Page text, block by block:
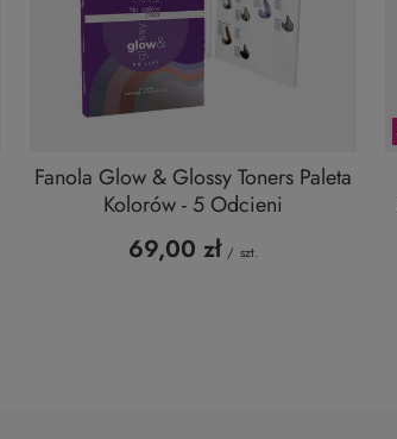
Fanola Glow & Glossy Toners Paleta
Kolorów - 5 Odcieni
69,00 zł / szt.